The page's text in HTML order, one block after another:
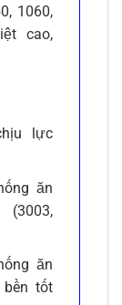
1060,
cao,
lực
ăn
ăn
tốt